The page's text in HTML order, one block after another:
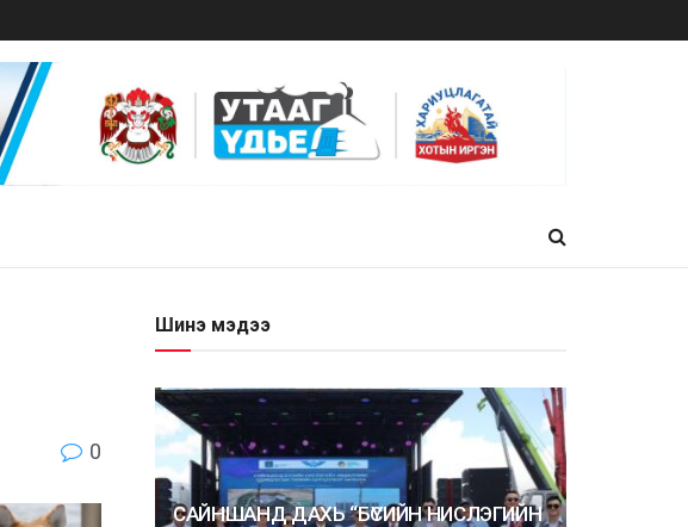
0
Шинэ мэдээ
САЙНШАНД ДАХЬ “БҮСИЙН НИСЛЭГИЙН